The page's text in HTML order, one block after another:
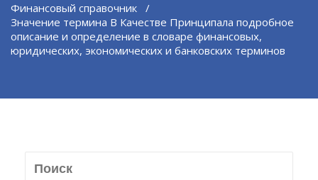
Финансовый справочник /
Значение термина В Качестве Принципала подробное
описание и определение в словаре финансовых,
юридических, экономических и банковских терминов